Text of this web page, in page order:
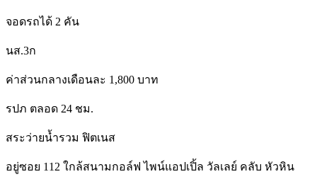
จอดรถได้ 2 คัน
นส.3ก
ค่าส่วนกลางเดือนละ 1,800 บาท
รปภ ตลอด 24 ชม.
สระว่ายน้ำรวม ฟิตเนส
อยู่ซอย 112 ใกล้สนามกอล์ฟ ไพน์แอปเปิ้ล วัลเลย์ คลับ หัวหิน